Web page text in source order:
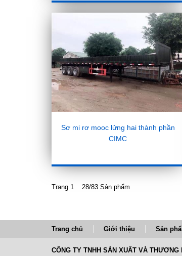
Sơ mi rơ mooc lửng hai thành phần
CIMC
Trang 1 28/83 Sản phẩm
Trang chủ Giới thiệu Sản
CÔNG TY TNHH SẢN XUẤT VÀ